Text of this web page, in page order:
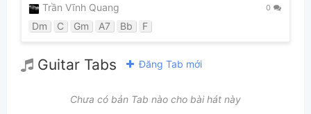
Trần Vĩnh Quang 0
Dm C Gm A7 Bb F
Guitar Tabs Đăng Tab mới
Chưa có bản Tab nào cho bài hát này